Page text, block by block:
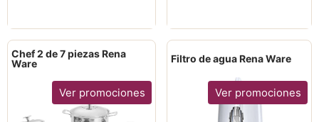
Chef 2 de 7 piezas Rena
Ware
Ver promociones
Filtro de agua Rena Ware
Ver promociones